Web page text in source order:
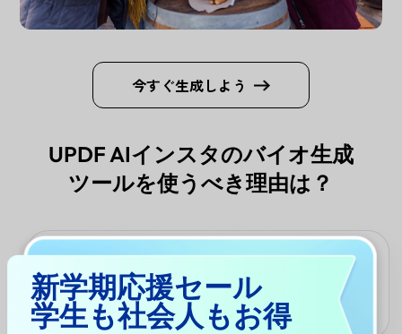
今すぐ生成しよう
UPDF AIインスタのバイオ生成
ツールを使うべき理由は？
手作業でのバイオ作成時間を削減。UPDF AIが数秒で効果的な提
案を生成するため、コンテンツ制作など他の作業に集中可能。
新学期応援セール
学生も社会人もお得